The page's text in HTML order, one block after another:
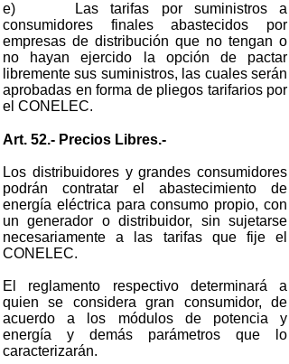
e) Las tarifas por suministros a
consumidores finales abastecidos por
empresas de distribución que no tengan o
no hayan ejercido la opción de pactar
libremente sus suministros, las cuales serán
aprobadas en forma de pliegos tarifarios por
el CONELEC.
Art. 52.- Precios Libres.-
Los distribuidores y grandes consumidores
podrán contratar el abastecimiento de
energía eléctrica para consumo propio, con
un generador o distribuidor, sin sujetarse
necesariamente a las tarifas que fije el
CONELEC.
El reglamento respectivo determinará a
quien se considera gran consumidor, de
acuerdo a los módulos de potencia y
energía y demás parámetros que lo
caracterizarán.